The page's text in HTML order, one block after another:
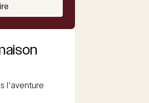
l'aventure